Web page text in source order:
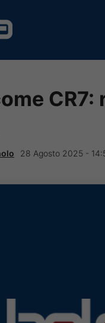
CR7:
28 Agosto 2025 -